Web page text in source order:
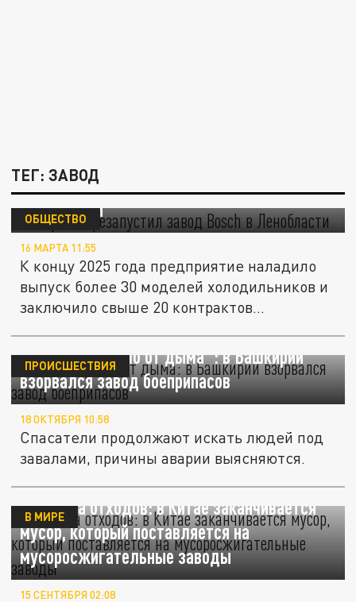
ТЕГ: ЗАВОД
"Газпром" перезапустил завод Bosch в
Ленобласти
ОБЩЕСТВО
16 МАРТА 11:55
К концу 2025 года предприятие наладило
выпуск более 30 моделей холодильников и
заключило свыше 20 контрактов...
"Небо почернело от дыма": в Башкирии
взорвался завод боеприпасов
ПРОИСШЕСТВИЯ
18 ОКТЯБРЯ 10:58
Спасатели продолжают искать людей под
завалами, причины аварии выясняются.
Нехватка отходов: в Китае заканчивается
мусор, который поставляется на
мусоросжигательные заводы
В МИРЕ
15 СЕНТЯБРЯ 02:08